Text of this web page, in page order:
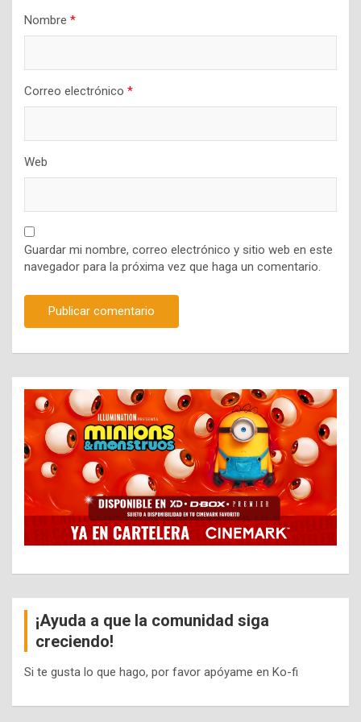
Nombre *
Correo electrónico *
Web
Guardar mi nombre, correo electrónico y sitio web en este
navegador para la próxima vez que haga un comentario.
¡Ayuda a que la comunidad siga
creciendo!
Si te gusta lo que hago, por favor apóyame en Ko-fi